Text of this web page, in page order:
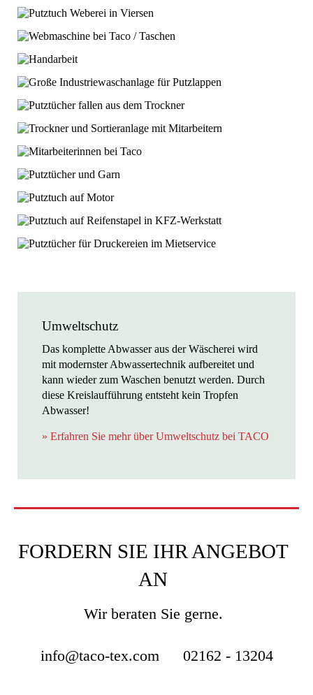
Umweltschutz
Das komplette Abwasser aus der Wäscherei wird
mit modernster Abwassertechnik aufbereitet und
kann wieder zum Waschen benutzt werden. Durch
diese Kreislaufführung entsteht kein Tropfen
Abwasser!
» Erfahren Sie mehr über Umweltschutz bei TACO
FORDERN SIE IHR ANGEBOT
AN
Wir beraten Sie gerne.
info@taco-tex.com 02162 - 13204